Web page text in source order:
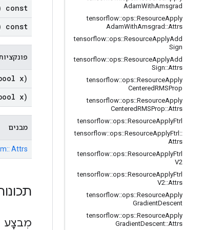
AdamWithAmsgrad
tensorflow::ops::ResourceApply
AdamWithAmsgrad ::Attrs
tensorflow::ops::ResourceApplyAdd
Sign
tensorflow::ops::ResourceApplyAdd
Sign::Attrs
tensorflow::ops::ResourceApply
CenteredRMSProp
tensorflow::ops::ResourceApply
CenteredRMSProp::Attrs
tensorflow::ops::ResourceApplyFtrl
tensorflow::ops::ResourceApplyFtrl ::
Attrs
tensorflow::ops::ResourceApplyFtrl
V2
tensorflow::ops::ResourceApplyFtrl
V2::Attrs
tensorflow::ops::ResourceApply
GradientDescent
tensorflow::ops::ResourceApply
GradientDescent::Attrs
const
const
x)
x)
מבנים
Attrs
מִבצָע